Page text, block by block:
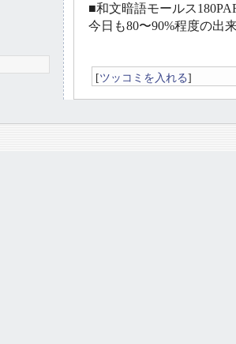
■和文暗語モールス
今日も80〜90%程度の出
[ツッコミを入れる]